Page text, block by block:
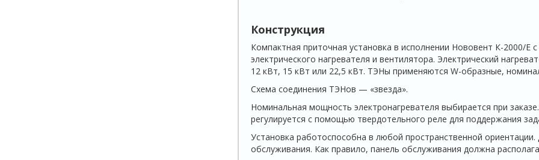
Конструкция
Компактная приточная установка в исполнении Нововент К-2000/E
электрического нагревателя и вентилятора. Электрический
12 кВт, 15 кВт или 22,5 кВт. ТЭНы применяются W-образные,
Схема соединения ТЭНов — «звезда».
Номинальная мощность электронагревателя выбирается при
регулируется с помощью твердотель­ного реле для поддержания
Установка работоспособна в любой пространственной
обслуживания. Как правило, панель обслу­живания должна